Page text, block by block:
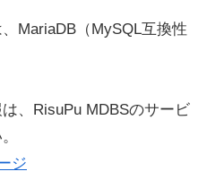
MariaDB（MySQL互換性
、RisuPu MDBSのサービ
ジ